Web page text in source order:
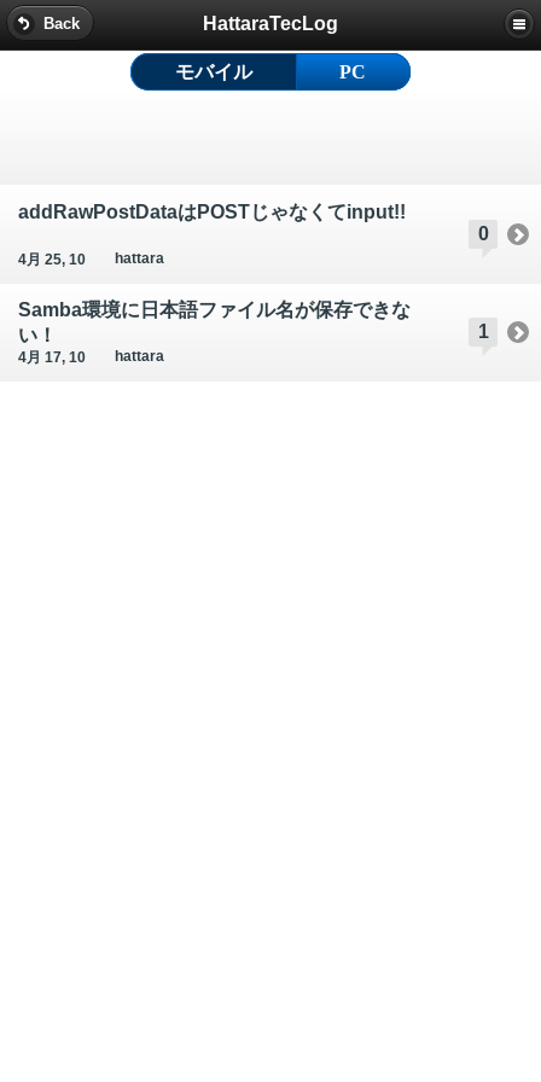
Back HattaraTecLog
0
addRawPostDataはPOSTじゃなくてinput!!
4月 25, 10 hattara
1
Samba環境に日本語ファイル名が保存できな
い！
4月 17, 10 hattara
モバイル PC